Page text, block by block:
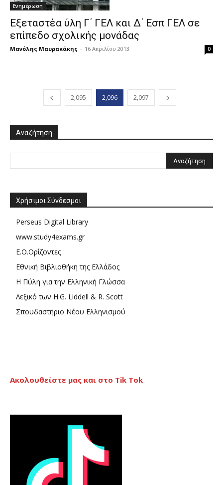
Ενημέρωση
Εξεταστέα ύλη Γ΄ ΓΕΛ και Δ΄ Εσπ ΓΕΛ σε
επίπεδο σχολικής μονάδας
Μανόλης Μαυρακάκης - 16 Απριλίου 2013 0
2,095 2,096 2,097
Αναζήτηση
Χρήσιμοι Σύνδεσμοι
Perseus Digital Library
www.study4exams.gr
Ε.Ο.Ορίζοντες
Εθνική Βιβλιοθήκη της Ελλάδος
Η Πύλη για την Ελληνική Γλώσσα
Λεξικό των H.G. Liddell & R. Scott
Σπουδαστήριο Νέου Ελληνισμού
Ακολουθείστε μας και στο Tik Tok